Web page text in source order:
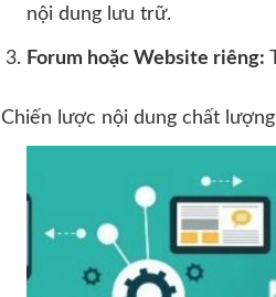
nội dung lưu trữ.
Forum hoặc Website riêng:
Chiến lược nội dung chất